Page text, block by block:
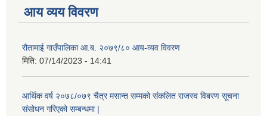
आय व्यय विवरण
रौतामाई गाउँपालिका आ.ब. २०७९/८० आय-व्यव विवरण
मिति: 07/14/2023 - 14:41
आर्थिक वर्ष २०७८/०७९ चैत्र मसान्त सम्मको संकलित राजस्व विबरण सूचना
संसोधन गरिएको सम्बन्धमा |